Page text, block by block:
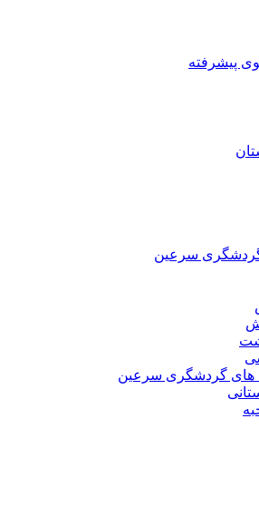
پیشرفته
گردشگری سرعین
های گردشگری سرعین